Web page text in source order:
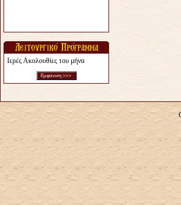
Ιερές Ακολουθίες του μήνα